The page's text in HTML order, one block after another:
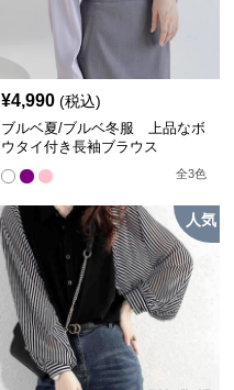
¥4,990 (税込)
ブルベ夏/ブルベ冬服 上品なボ
ウタイ付き長袖ブラウス
全3色
人気